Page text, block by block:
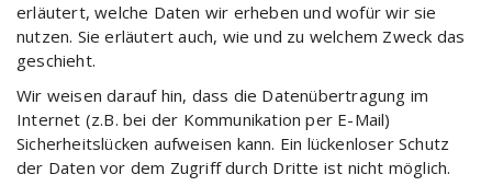
erläutert, welche Daten wir erheben und wofür wir sie
nutzen. Sie erläutert auch, wie und zu welchem Zweck das
geschieht.
Wir weisen darauf hin, dass die Datenübertragung im
Internet (z.B. bei der Kommunikation per E-Mail)
Sicherheitslücken aufweisen kann. Ein lückenloser Schutz
der Daten vor dem Zugriff durch Dritte ist nicht möglich.